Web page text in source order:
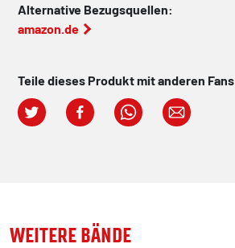
Alternative Bezugsquellen:
amazon.de
Teile dieses Produkt mit anderen Fans
WEITERE BÄNDE